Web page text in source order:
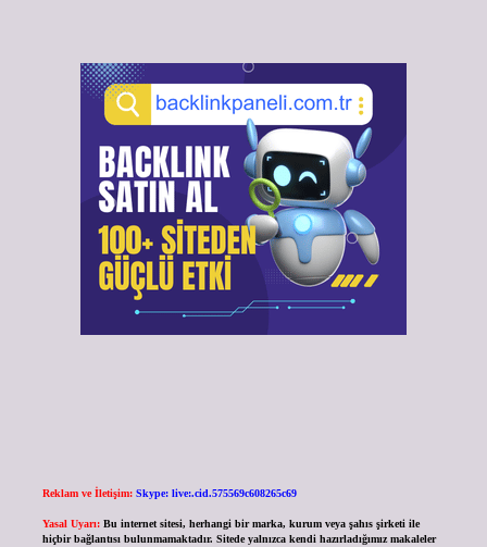
Reklam ve İletişim: Skype: live:.cid.575569c608265c69
Yasal Uyarı: Bu internet sitesi, herhangi bir marka, kurum veya şahıs şirketi ile
hiçbir bağlantısı bulunmamaktadır. Sitede yalnızca kendi hazırladığımız makaleler